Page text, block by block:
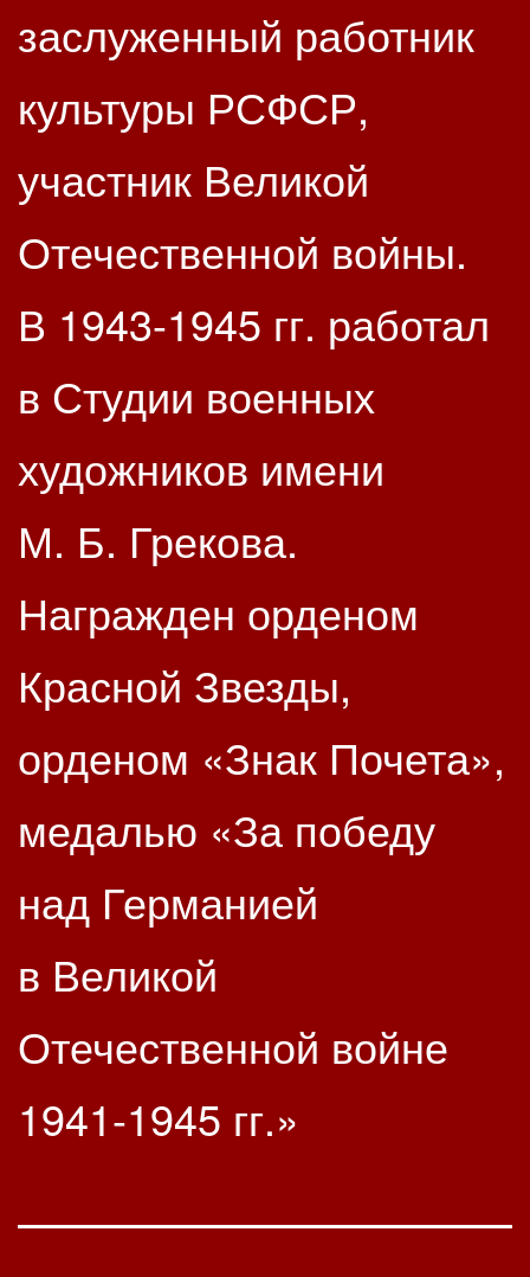
заслуженный работник
культуры РСФСР,
участник Великой
Отечественной войны.
В 1943-1945 гг. работал
в Студии военных
художников имени
М. Б. Грекова.
Награжден орденом
Красной Звезды,
орденом «Знак Почета»,
медалью «За победу
над Германией
в Великой
Отечественной войне
1941-1945 гг.»